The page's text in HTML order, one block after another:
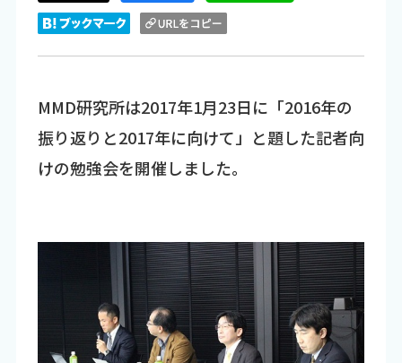
MMD研究所は2017年1月23日に「2016年の
振り返りと2017年に向けて」と題した記者向
けの勉強会を開催しました。